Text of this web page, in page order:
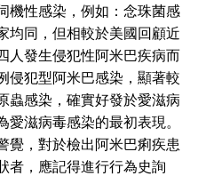
機性感染，例如：念珠菌感
均同，但相較於美國回顧近
人發生侵犯性阿米巴疾病而
侵犯型阿米巴感染，顯著較
蟲感染，確實好發於愛滋病
滋病毒感染的最初表現。
覺，對於檢出阿米巴痢疾患
者，應記得進行行為史詢